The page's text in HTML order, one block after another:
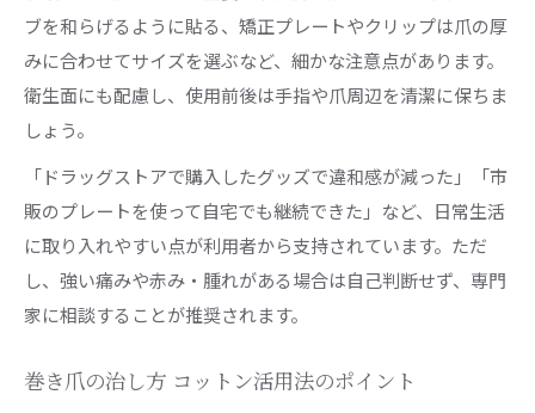
ブを和らげるように貼る、矯正プレートやクリップは爪の厚
みに合わせてサイズを選ぶなど、細かな注意点があります。
衛生面にも配慮し、使用前後は手指や爪周辺を清潔に保ちま
しょう。
「ドラッグストアで購入したグッズで違和感が減った」「市
販のプレートを使って自宅でも継続できた」など、日常生活
に取り入れやすい点が利用者から支持されています。ただ
し、強い痛みや赤み・腫れがある場合は自己判断せず、専門
家に相談することが推奨されます。
巻き爪の治し方 コットン活用法のポイント